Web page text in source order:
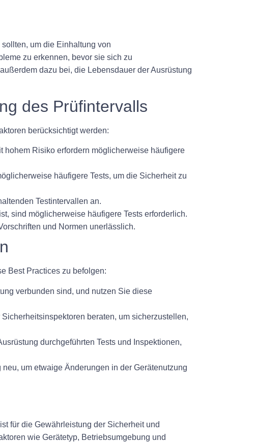
um die Einhaltung von
zu erkennen, bevor sie sich zu
dazu bei, die Lebensdauer der Ausrüstung
des Prüfintervalls
berücksichtigt werden:
hohem Risiko erfordern möglicherweise häufigere
häufigere Tests, um die Sicherheit zu
Testintervallen an.
sind möglicherweise häufigere Tests erforderlich.
und Normen unerlässlich.
Best Practices zu befolgen:
verbunden sind, und nutzen Sie diese
beraten, um sicherzustellen,
durchgeführten Tests und Inspektionen,
um etwaige Änderungen in der Gerätenutzung
für die Gewährleistung der Sicherheit und
wie Gerätetyp, Betriebsumgebung und